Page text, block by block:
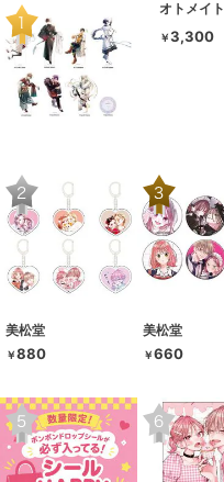
オトメイト
￥3,300
美松堂
￥880
美松堂
￥660